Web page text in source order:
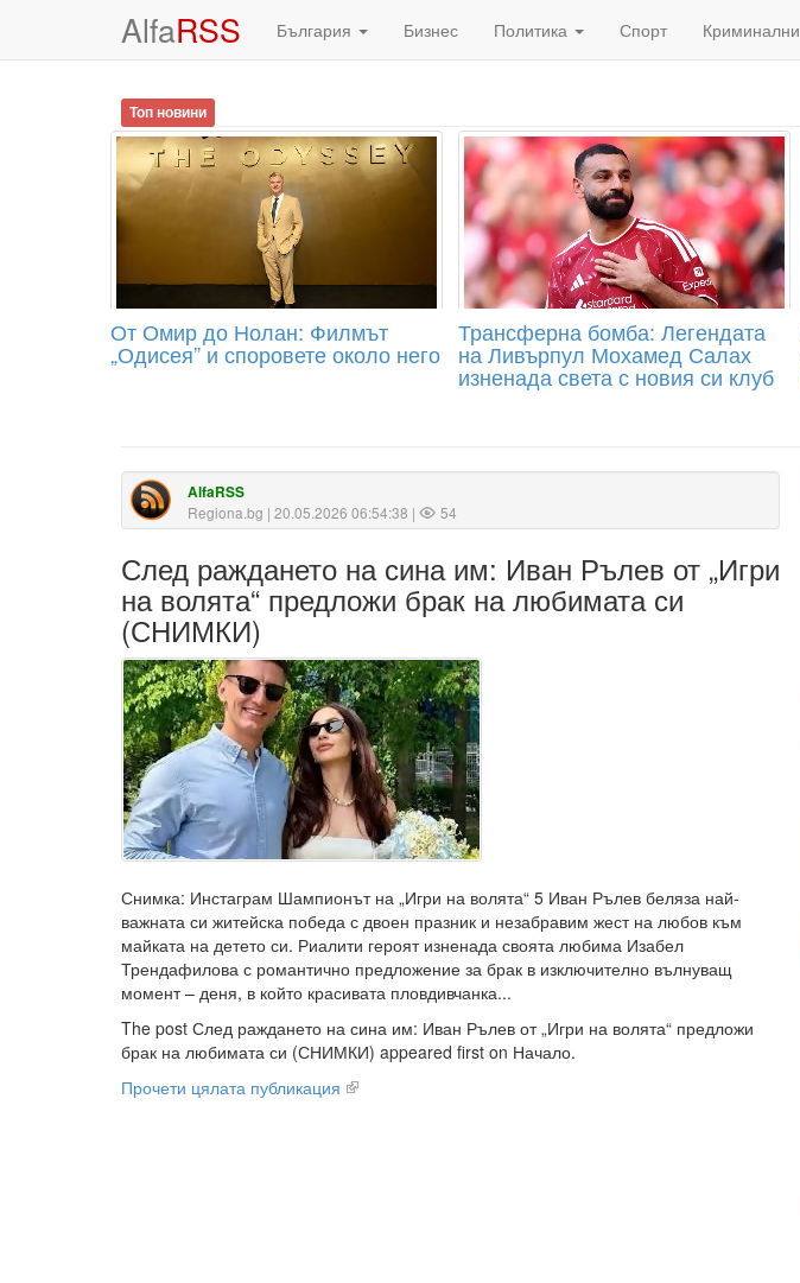
AlfaRSS България Бизнес Политика Спорт Криминални
Топ новини
От Омир до Нолан: Филмът
„Одисея” и споровете около него
Трансферна бомба: Легендата
на Ливърпул Мохамед Салах
изненада света с новия си клуб
AlfaRSS
Regiona.bg | 20.05.2026 06:54:38 | 54
След раждането на сина им: Иван Рълев от „Игри
на волята“ предложи брак на любимата си
(СНИМКИ)
Снимка: Инстаграм Шампионът на „Игри на волята“ 5 Иван Рълев беляза най-
важната си житейска победа с двоен празник и незабравим жест на любов към
майката на детето си. Риалити героят изненада своята любима Изабел
Трендафилова с романтично предложение за брак в изключително вълнуващ
момент – деня, в който красивата пловдивчанка...
The post След раждането на сина им: Иван Рълев от „Игри на волята“ предложи
брак на любимата си (СНИМКИ) appeared first on Начало.
Прочети цялата публикация